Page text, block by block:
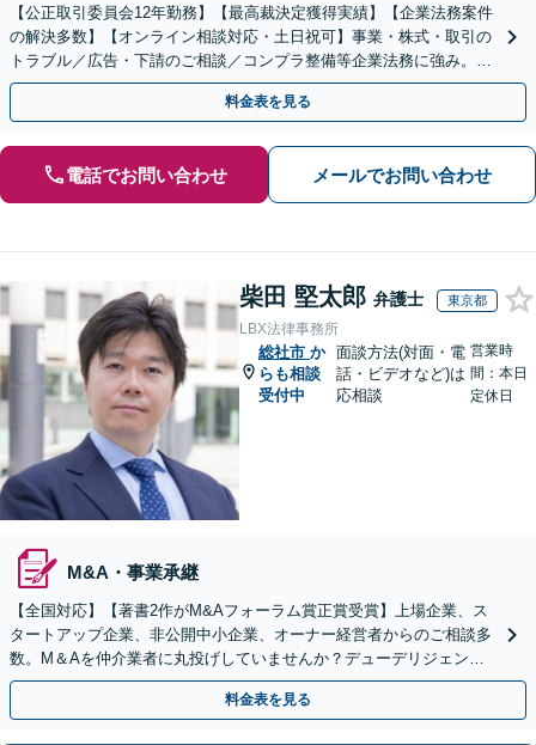
【公正取引委員会12年勤務】【最高裁決定獲得実績】【企業法務案件
の解決多数】【オンライン相談対応・土日祝可】事業・株式・取引の
トラブル／広告・下請のご相談／コンプラ整備等企業法務に強み。株
式の相続／誹謗中傷対策／不動産問題まで幅広く対応！
料金表を見る
電話でお問い合わせ メールでお問い合わせ
柴田 堅太郎 弁護士 東京都
LBX法律事務所
総社市 か
らも相談
受付中
面談方法(対面・電
話・ビデオなど)は
応相談
営業時
間：本日
定休日
M&A・事業承継
【全国対応】【著書2作がM&Aフォーラム賞正賞受賞】上場企業、ス
タートアップ企業、非公開中小企業、オーナー経営者からのご相談多
数。M＆Aを仲介業者に丸投げしていませんか？デューデリジェンス
や契約書作成・交渉はお任せください【初回無料】
料金表を見る